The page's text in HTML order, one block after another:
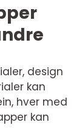
design
kan
hver med
kan